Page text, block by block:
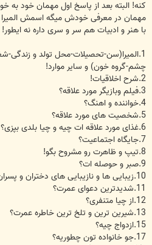
کنه! البته بعد از پاسخ اول مهمان خود به
مهمان در معرفی خودش میگه اسمش
با هنر و ادبیات هم سر و سری داره نه ایطور!
1.المیرا(سن-تحصیلات-محل تولد و
چشم-گروه خون) و سایر موارد!
2.شرح اخلاقیات!
3.فیلم وبازیگر مورد علاقه؟
4.خواننده و اهنگ؟
5.شخصیت های مورد علاقه؟
6.غذای مورد علاقه ات چیه و چیا بلدی بپزی؟
7.جایگاه اجتماعیت؟
8.تیپ و ظاهرت رو مشروح بگو!
9.صبر و حوصله ات؟
10.زیبایی ها و نازیبایی های دختران و پسران؟
11.شدیدترین دعوای عمرت؟
12.از چیا متنفری؟
13.شیرین ترین و تلخ ترین خاطره عمرت؟
15.ازدواج چیه؟
17.جو خانواده تون چطوریه؟